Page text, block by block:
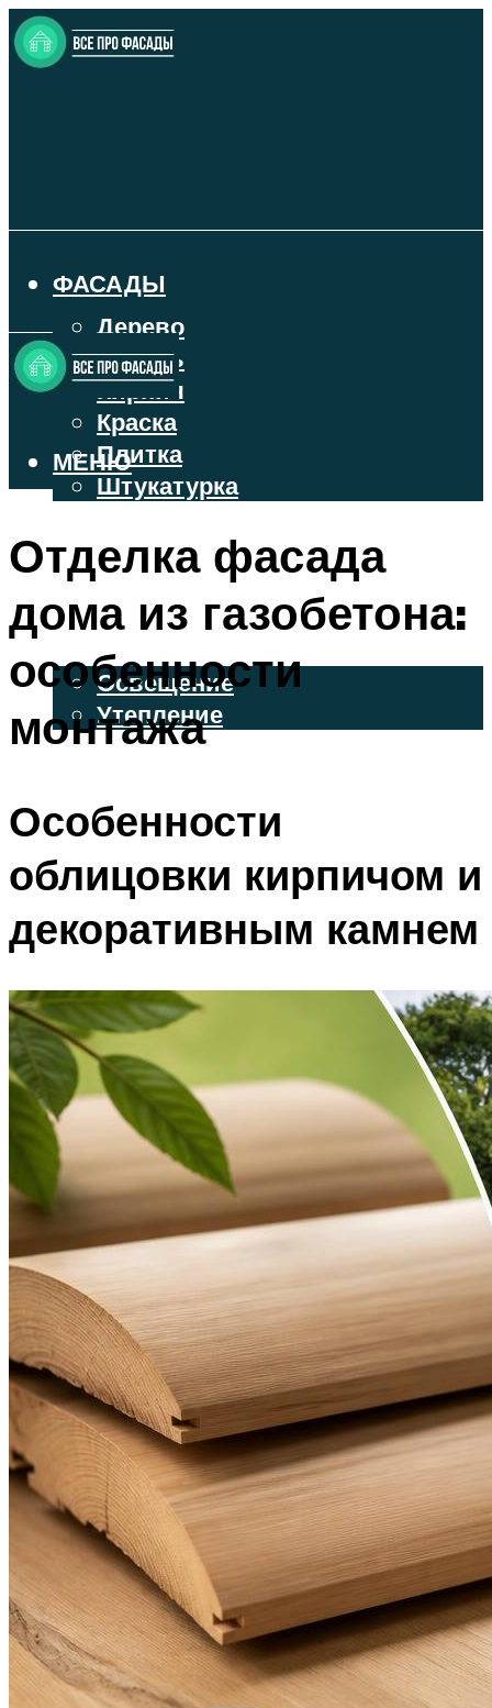
ФАСАДЫ
Дерево
Камень
Кирпич
Краска
Плитка
Штукатурка
ФАСАДНЫЙ САЙДИНГ
ОСВЕЩЕНИЕ И УТЕПЛЕНИЕ
Освещение
Утепление
МЕНЮ
МЕНЮ
Отделка фасада
дома из газобетона:
особенности
монтажа
Особенности
облицовки кирпичом и
декоративным камнем